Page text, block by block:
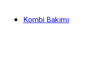
Kombi Bakımı